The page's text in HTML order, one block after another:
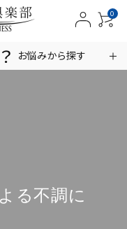
0
お悩みから探す
る不調に